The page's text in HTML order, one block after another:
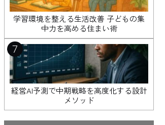
学習環境を整える生活改善 子どもの集
中力を高める住まい術
7
経営AI予測で中期戦略を高度化する設計
メソッド